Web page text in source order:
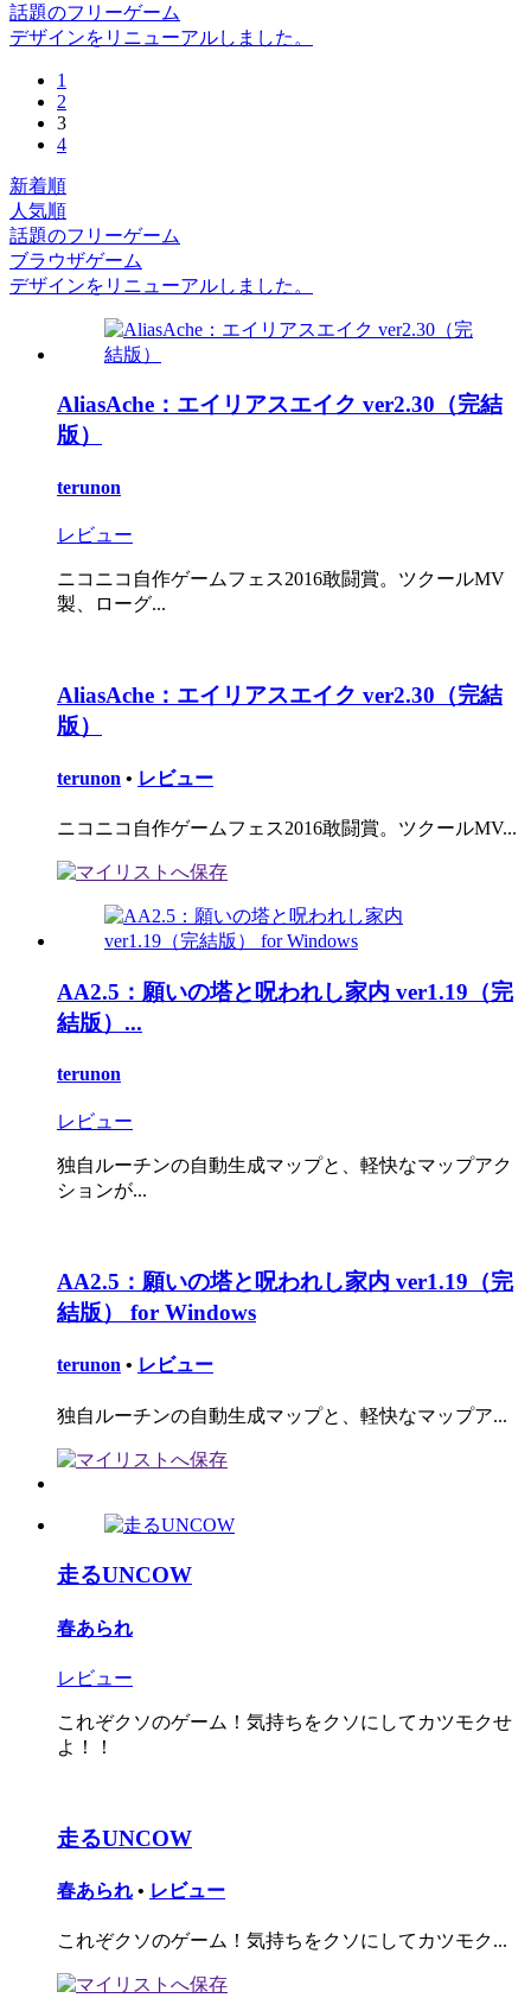
話題のフリーゲーム
デザインをリニューアルしました。
1
2
3
4
新着順
人気順
話題のフリーゲーム
ブラウザゲーム
デザインをリニューアルしました。
AliasAche：エイリアスエイク ver2.30（完結
版）
terunon
レビュー
ニコニコ自作ゲームフェス2016敢闘賞。ツクールMV
製、ローグ...
AliasAche：エイリアスエイク ver2.30（完結
版）
terunon • レビュー
ニコニコ自作ゲームフェス2016敢闘賞。ツクールMV...
AA2.5：願いの塔と呪われし家内 ver1.19（完
結版）...
terunon
レビュー
独自ルーチンの自動生成マップと、軽快なマップアク
ションが...
AA2.5：願いの塔と呪われし家内 ver1.19（完
結版） for Windows
terunon • レビュー
独自ルーチンの自動生成マップと、軽快なマップア...
走るUNCOW
春あられ
レビュー
これぞクソのゲーム！気持ちをクソにしてカツモクせ
よ！！
走るUNCOW
春あられ • レビュー
これぞクソのゲーム！気持ちをクソにしてカツモク...